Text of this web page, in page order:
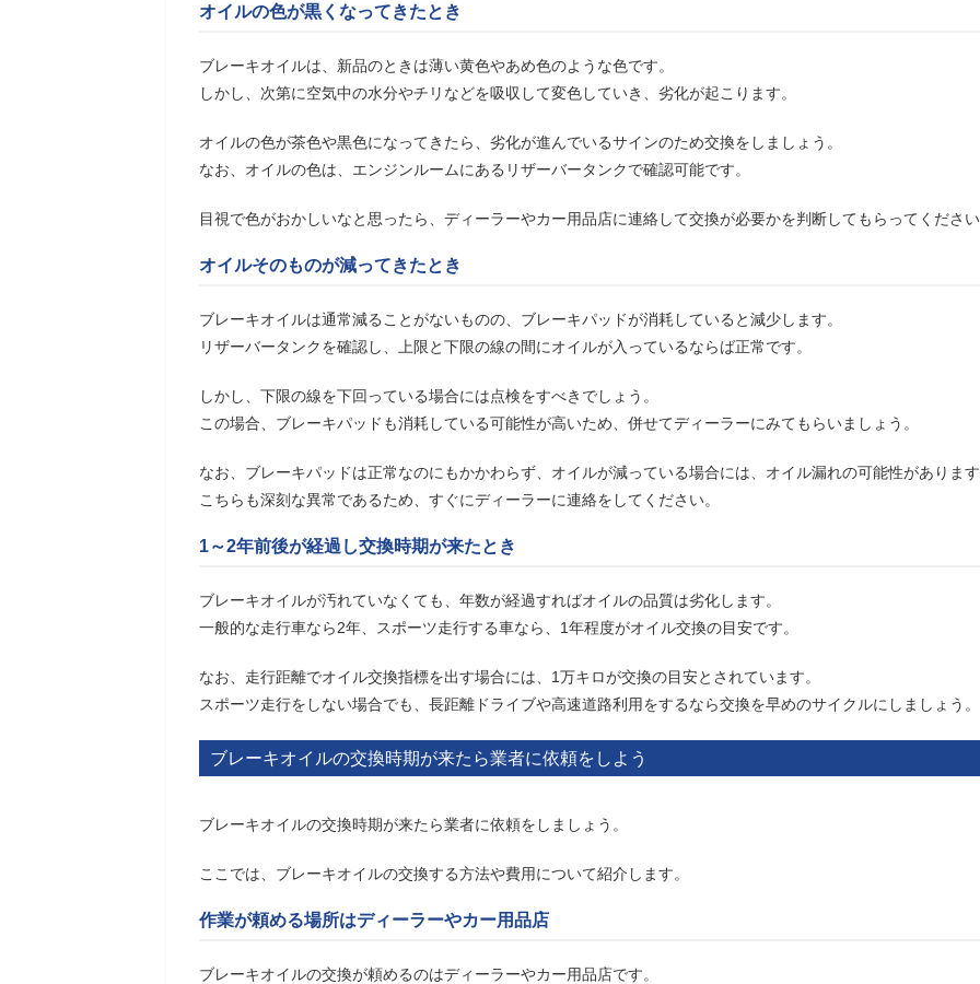
オイルの色が黒くなってきたとき
ブレーキオイルは、新品のときは薄い黄色やあめ色のような色です。
しかし、次第に空気中の水分やチリなどを吸収して変色していき、劣化が起こります。
オイルの色が茶色や黒色になってきたら、劣化が進んでいるサインのため交換をしましょう。
なお、オイルの色は、エンジンルームにあるリザーバータンクで確認可能です。
目視で色がおかしいなと思ったら、ディーラーやカー用品店に連絡して交換が必要かを判断してもらってくださ
オイルそのものが減ってきたとき
ブレーキオイルは通常減ることがないものの、ブレーキパッドが消耗していると減少します。
リザーバータンクを確認し、上限と下限の線の間にオイルが入っているならば正常です。
しかし、下限の線を下回っている場合には点検をすべきでしょう。
この場合、ブレーキパッドも消耗している可能性が高いため、併せてディーラーにみてもらいましょう。
なお、ブレーキパッドは正常なのにもかかわらず、オイルが減っている場合には、オイル漏れの可能性がありま
こちらも深刻な異常であるため、すぐにディーラーに連絡をしてください。
1～2年前後が経過し交換時期が来たとき
ブレーキオイルが汚れていなくても、年数が経過すればオイルの品質は劣化します。
一般的な走行車なら2年、スポーツ走行する車なら、1年程度がオイル交換の目安です。
なお、走行距離でオイル交換指標を出す場合には、1万キロが交換の目安とされています。
スポーツ走行をしない場合でも、長距離ドライブや高速道路利用をするなら交換を早めのサイクルにしましょう。
ブレーキオイルの交換時期が来たら業者に依頼をしよう
ブレーキオイルの交換時期が来たら業者に依頼をしましょう。
ここでは、ブレーキオイルの交換する方法や費用について紹介します。
作業が頼める場所はディーラーやカー用品店
ブレーキオイルの交換が頼めるのはディーラーやカー用品店です。